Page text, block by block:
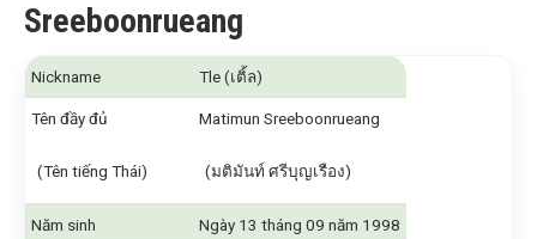
Sreeboonrueang
Nickname Tle (เติ้ล)
Tên đầy đủ
(Tên tiếng Thái)
Matimun Sreeboonrueang
(มติมันท์ ศรีบุญเรือง)
Năm sinh Ngày 13 tháng 09 năm 1998